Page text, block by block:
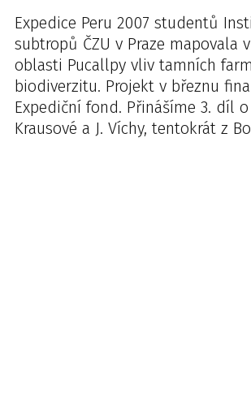
Expedice Peru 2007 studentů
subtropů ČZU v Praze mapovala
oblasti Pucallpy vliv tamních
biodiverzitu. Projekt v březnu
Expediční fond. Přinášíme 3. díl o
Krausové a J. Víchy, tentokrát z